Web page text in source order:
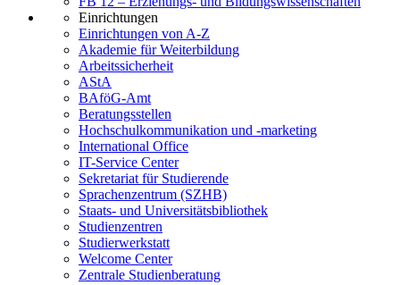
Einrichtungen
Einrichtungen von A-Z
Akademie für Weiterbildung
Arbeitssicherheit
AStA
BAföG-Amt
Beratungsstellen
Hochschulkommunikation und -marketing
International Office
IT-Service Center
Sekretariat für Studierende
Sprachenzentrum (SZHB)
Staats- und Universitätsbibliothek
Studienzentren
Studierwerkstatt
Welcome Center
Zentrale Studienberatung